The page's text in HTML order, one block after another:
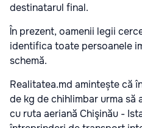
destinatarul final.
În prezent, oamenii legii
identifica toate persoanele
schemă.
Realitatea.md amintește că
de kg de chihlimbar urma să
cu ruta aeriană Chişinău -